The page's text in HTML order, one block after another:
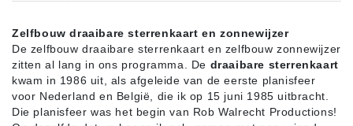
Zelfbouw draaibare sterrenkaart en zonnewijzer
De zelfbouw draaibare sterrenkaart en zelfbouw zonnewijzer
zitten al lang in ons programma. De draaibare sterrenkaart
kwam in 1986 uit, als afgeleide van de eerste planisfeer
voor Nederland en België, die ik op 15 juni 1985 uitbracht.
Die planisfeer was het begin van Rob Walrecht Productions!